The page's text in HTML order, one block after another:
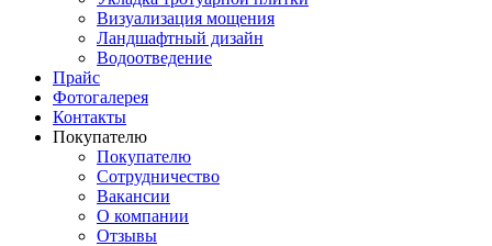
Визуализация мощения
Ландшафтный дизайн
Водоотведение
Прайс
Фотогалерея
Контакты
Покупателю
Покупателю
Сотрудничество
Вакансии
О компании
Отзывы